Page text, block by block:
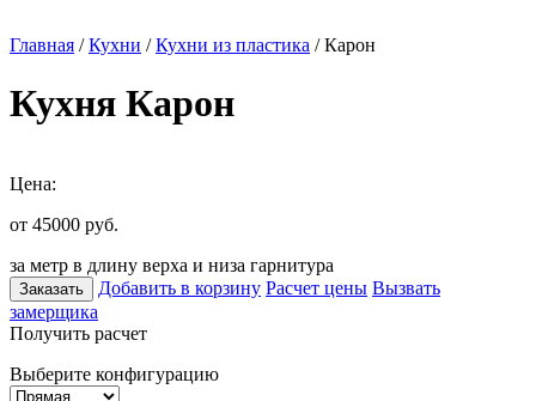
Главная /Кухни /Кухни из пластика / Карон
Кухня Карон
Цена:
от 45000 руб.
за метр в длину верха и низа гарнитура
Заказать Добавить в корзину Расчет цены Вызвать
замерщика
Получить расчет
Выберите конфигурацию